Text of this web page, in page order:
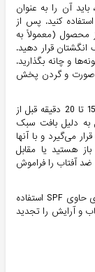
آن را به عنوان
کنید. پس از
محصول (معمولاً به
قرار دهید.
و چانه بگذارید.
صورت و گردن پخش
توجه داشته باشید که برای محافظت مؤثر، باید حداقل 15 تا 20 دقیقه قبل از
به دلیل بافت سبک
می‌گیرد و با آنها
هستید یا مقابل
یک بار تمدید ضد آفتاب را فراموش
برای تمدید روی آرایش، می‌توانید از اسپری یا پودرهای حاوی SPF استفاده
و آرایش را تجدید